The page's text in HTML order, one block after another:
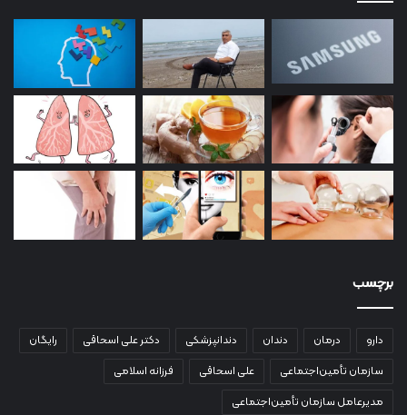
برچسب
دارو درمان دندان دندانپزشکی دکتر علی اسحاقی
رایگان
سازمان تأمین‌اجتماعی
علی اسحاقی
فرزانه اسلامی
مدیرعامل سازمان تأمین‌اجتماعی